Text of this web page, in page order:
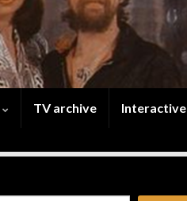
TV archive Interactive